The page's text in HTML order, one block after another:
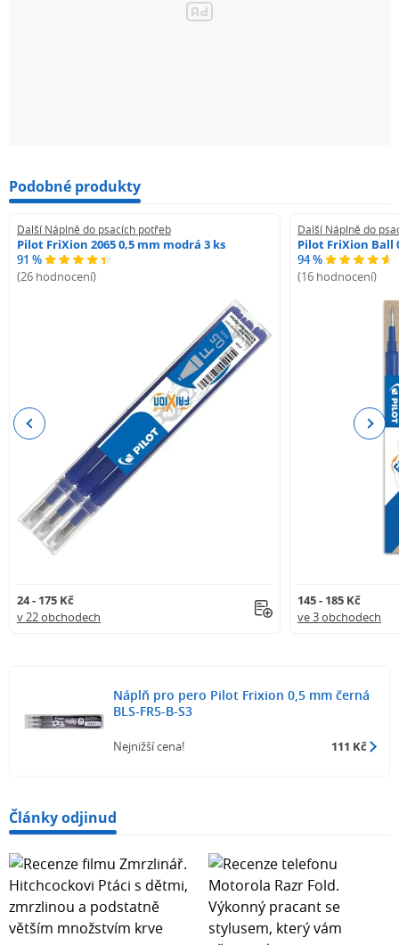
Podobné produkty
Další Náplně do psacích potřeb
Pilot FriXion 2065 0,5 mm modrá 3 ks
91 %
(26 hodnocení)
24 - 175 Kč
v 22 obchodech
Další Náplně do
Pilot FriXion Ball
94 %
(16 hodnocení)
145 - 185 Kč
ve 3 obchodech
Previous Next
Náplň pro pero Pilot Frixion 0,5 mm černá
BLS-FR5-B-S3
Nejnižší cena! 111 Kč
Články odjinud